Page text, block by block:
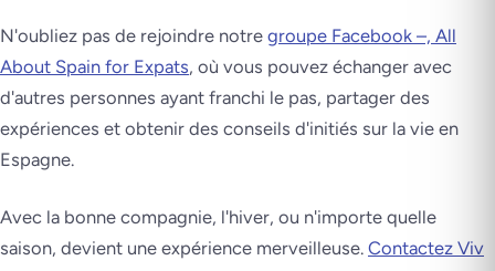
N'oubliez pas de rejoindre notre groupe Facebook –, All
About Spain for Expats, où vous pouvez échanger avec
d'autres personnes ayant franchi le pas, partager des
expériences et obtenir des conseils d'initiés sur la vie en
Espagne.
Avec la bonne compagnie, l'hiver, ou n'importe quelle
saison, devient une expérience merveilleuse. Contactez Viv